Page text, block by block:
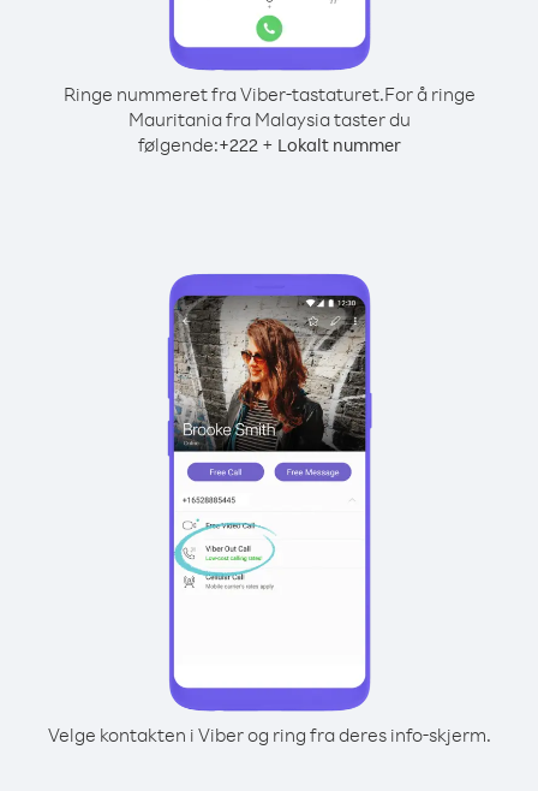
Ringe nummeret fra Viber-tastaturet.For å ringe
Mauritania fra Malaysia taster du
følgende:+222+ Lokalt nummer
Velge kontakten i Viber og ring fra deres info-skjerm.